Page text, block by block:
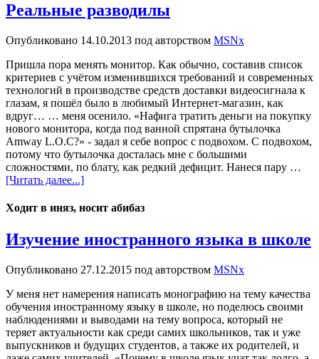
Реальные разводилы
Опубликовано 14.10.2013 под авторством MSNx
Пришла пора менять монитор. Как обычно, составив список
критериев с учётом изменившихся требований и современных
технологий в производстве средств доставки видеосигнала к
глазам, я пошёл было в любимый Интернет-магазин, как
вдруг… … меня осенило. «Нафига тратить деньги на покупку
нового монитора, когда под ванной спрятана бутылочка
Amway L.O.C?» - задал я себе вопрос с подвохом. С подвохом,
потому что бутылочка досталась мне с большими
сложностями, по блату, как редкий дефицит. Нанеся пару …
[Читать далее...]
Ходит в иняз, носит абибаз
Изучение иностранного языка в школе
Опубликовано 27.12.2015 под авторством MSNx
У меня нет намерения написать монографию на тему качества
обучения иностранному языку в школе, но поделюсь своими
наблюдениями и выводами на тему вопроса, который не
теряет актуальности как среди самих школьников, так и уже
выпускников и будущих студентов, а также их родителей, и